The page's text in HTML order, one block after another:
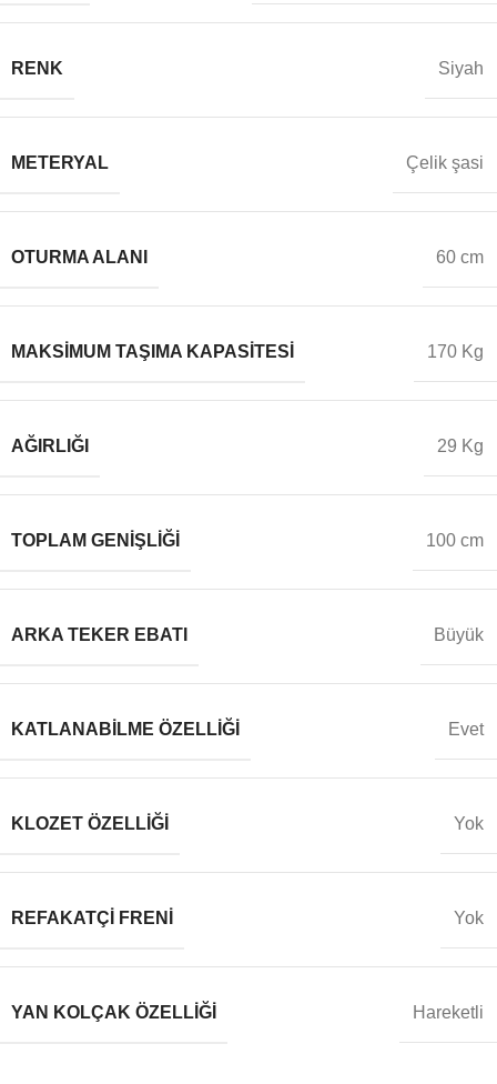
RENK Siyah
METERYAL Çelik şasi
OTURMA ALANI 60 cm
MAKSIMUM TAŞIMA KAPASITESI 170 Kg
AĞIRLIĞI 29 Kg
TOPLAM GENIŞLIĞI 100 cm
ARKA TEKER EBATI Büyük
KATLANABILME ÖZELLIĞI Evet
KLOZET ÖZELLIĞI Yok
REFAKATÇI FRENI Yok
YAN KOLÇAK ÖZELLIĞI Hareketli